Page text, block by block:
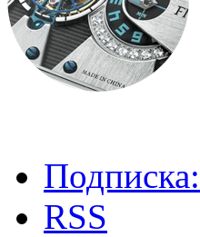
Подписка:
RSS